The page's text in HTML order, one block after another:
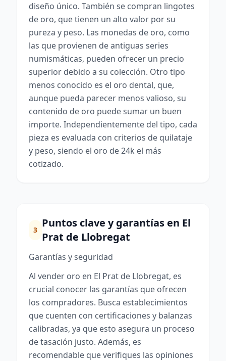
diseño único. También se compran lingotes
de oro, que tienen un alto valor por su
pureza y peso. Las monedas de oro, como
las que provienen de antiguas series
numismáticas, pueden ofrecer un precio
superior debido a su colección. Otro tipo
menos conocido es el oro dental, que,
aunque pueda parecer menos valioso, su
contenido de oro puede sumar un buen
importe. Independientemente del tipo, cada
pieza es evaluada con criterios de quilataje
y peso, siendo el oro de 24k el más
cotizado.
3
Puntos clave y garantías en El
Prat de Llobregat
Garantías y seguridad
Al vender oro en El Prat de Llobregat, es
crucial conocer las garantías que ofrecen
los compradores. Busca establecimientos
que cuenten con certificaciones y balanzas
calibradas, ya que esto asegura un proceso
de tasación justo. Además, es
recomendable que verifiques las opiniones